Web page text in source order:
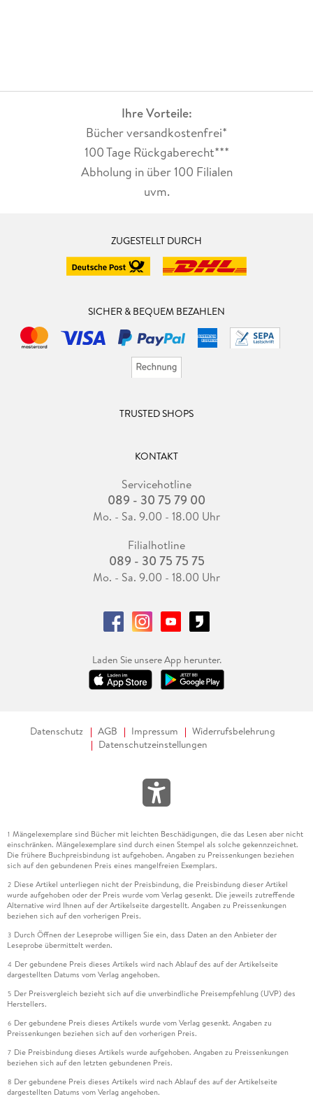
Ihre Vorteile:
Bücher versandkostenfrei*
100 Tage Rückgaberecht***
Abholung in über 100 Filialen
uvm.
ZUGESTELLT DURCH
SICHER & BEQUEM BEZAHLEN
TRUSTED SHOPS
KONTAKT
Servicehotline
089 - 30 75 79 00
Mo. - Sa. 9.00 - 18.00 Uhr
Filialhotline
089 - 30 75 75 75
Mo. - Sa. 9.00 - 18.00 Uhr
Laden Sie unsere App herunter.
Datenschutz AGB Impressum
Widerrufsbelehrung
Datenschutzeinstellungen
1 Mängelexemplare sind Bücher mit leichten Beschädigungen, die das Lesen aber nicht
einschränken. Mängelexemplare sind durch einen Stempel als solche gekennzeichnet.
Die frühere Buchpreisbindung ist aufgehoben. Angaben zu Preissenkungen beziehen
sich auf den gebundenen Preis eines mangelfreien Exemplars.
2 Diese Artikel unterliegen nicht der Preisbindung, die Preisbindung dieser Artikel
wurde aufgehoben oder der Preis wurde vom Verlag gesenkt. Die jeweils zutreffende
Alternative wird Ihnen auf der Artikelseite dargestellt. Angaben zu Preissenkungen
beziehen sich auf den vorherigen Preis.
3 Durch Öffnen der Leseprobe willigen Sie ein, dass Daten an den Anbieter der
Leseprobe übermittelt werden.
4 Der gebundene Preis dieses Artikels wird nach Ablauf des auf der Artikelseite
dargestellten Datums vom Verlag angehoben.
5 Der Preisvergleich bezieht sich auf die unverbindliche Preisempfehlung (UVP) des
Herstellers.
6 Der gebundene Preis dieses Artikels wurde vom Verlag gesenkt. Angaben zu
Preissenkungen beziehen sich auf den vorherigen Preis.
7 Die Preisbindung dieses Artikels wurde aufgehoben. Angaben zu Preissenkungen
beziehen sich auf den letzten gebundenen Preis.
8 Der gebundene Preis dieses Artikels wird nach Ablauf des auf der Artikelseite
dargestellten Datums vom Verlag angehoben.